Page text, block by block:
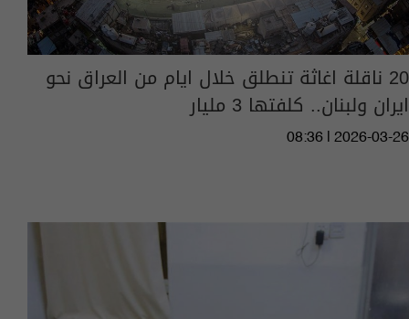
20 ناقلة اغاثة تنطلق خلال ايام من العراق نحو
ايران ولبنان.. كلفتها 3 مليار
08:36 | 2026-03-26